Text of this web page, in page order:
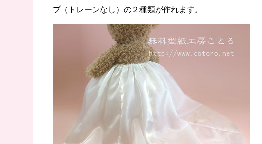
プ（トレーンなし）の２種類が作れます。